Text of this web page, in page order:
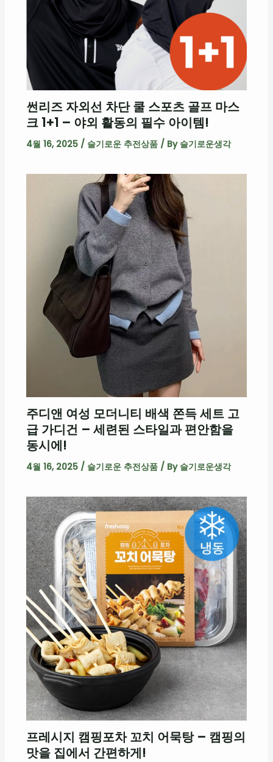
썬리즈 자외선 차단 쿨 스포츠 골프 마스
크 1+1 – 야외 활동의 필수 아이템!
4월 16, 2025 / 슬기로운 추전상품/ By 슬기로운생각
주디앤 여성 모더니티 배색 쫀득 세트 고
급 가디건 – 세련된 스타일과 편안함을
동시에!
4월 16, 2025 / 슬기로운 추전상품/ By 슬기로운생각
프레시지 캠핑포차 꼬치 어묵탕 – 캠핑의
맛을 집에서 간편하게!